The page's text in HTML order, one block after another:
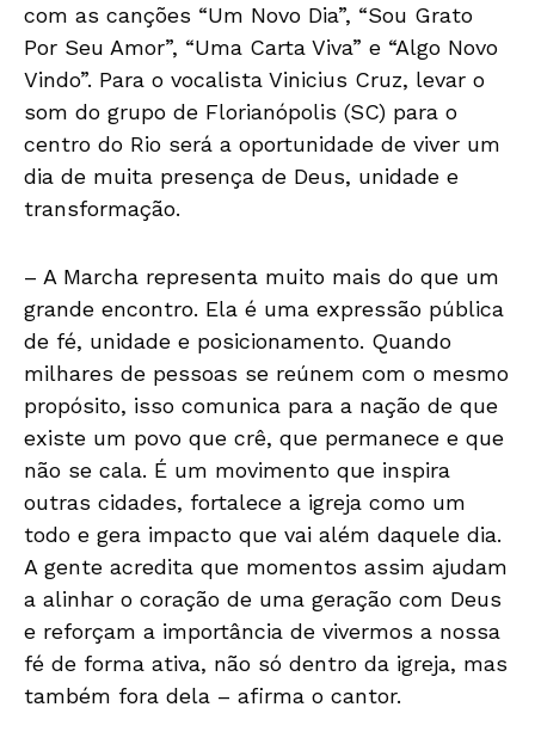
com as canções “Um Novo Dia”, “Sou Grato
Por Seu Amor”, “Uma Carta Viva” e “Algo Novo
Vindo”. Para o vocalista Vinicius Cruz, levar o
som do grupo de Florianópolis (SC) para o
centro do Rio será a oportunidade de viver um
dia de muita presença de Deus, unidade e
transformação.
– A Marcha representa muito mais do que um
grande encontro. Ela é uma expressão pública
de fé, unidade e posicionamento. Quando
milhares de pessoas se reúnem com o mesmo
propósito, isso comunica para a nação de que
existe um povo que crê, que permanece e que
não se cala. É um movimento que inspira
outras cidades, fortalece a igreja como um
todo e gera impacto que vai além daquele dia.
A gente acredita que momentos assim ajudam
a alinhar o coração de uma geração com Deus
e reforçam a importância de vivermos a nossa
fé de forma ativa, não só dentro da igreja, mas
também fora dela – afirma o cantor.